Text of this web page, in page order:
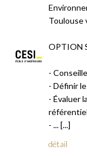
Toulouse
OPTION
-
- Définir
- Évaluer
- ... [...]
détail